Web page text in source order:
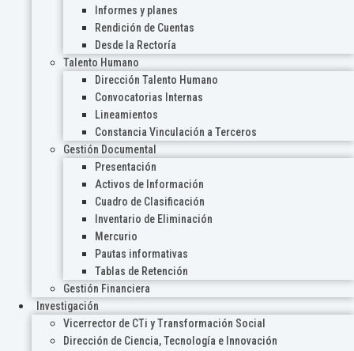
Informes y planes
Rendición de Cuentas
Desde la Rectoría
Talento Humano
Dirección Talento Humano
Convocatorias Internas
Lineamientos
Constancia Vinculación a Terceros
Gestión Documental
Presentación
Activos de Información
Cuadro de Clasificación
Inventario de Eliminación
Mercurio
Pautas informativas
Tablas de Retención
Gestión Financiera
Investigación
Vicerrector de CTi y Transformación Social
Dirección de Ciencia, Tecnología e Innovación